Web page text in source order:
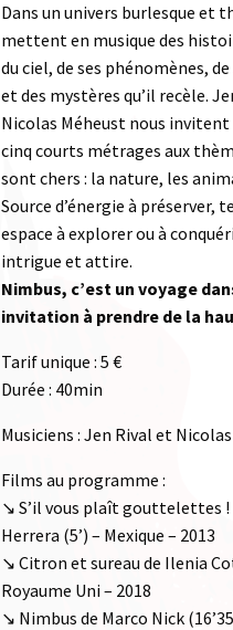
Dans un univers burlesque et
mettent en musique des
du ciel, de ses phénomènes,
et des mystères qu’il recèle.
Nicolas Méheust nous invitent
cinq courts métrages aux
sont chers : la nature, les
Source d’énergie à préserver,
espace à explorer ou à
intrigue et attire.
Nimbus, c’est un voyage
invitation à prendre de la
Tarif unique : 5 €
Durée : 40min
Musiciens : Jen Rival et
Films au programme :
↘ S’il vous plaît gouttelettes !
Herrera (5’) – Mexique – 2013
↘ Citron et sureau de Ilenia
Royaume Uni – 2018
↘ Nimbus de Marco Nick